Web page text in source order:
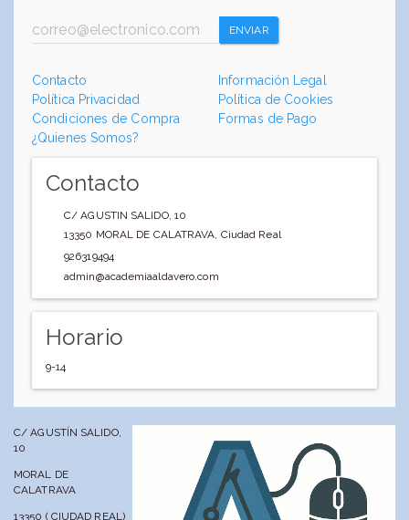
ENVIAR
Contacto
Información Legal
Política Privacidad
Política de Cookies
Condiciones de Compra
Formas de Pago
¿Quienes Somos?
Contacto
C/ AGUSTIN SALIDO, 10
13350 MORAL DE CALATRAVA Ciudad Real
926319494
admin@academiaaldavero.com
Horario
9-14
C/ AGUSTÍN SALIDO,
10
MORAL DE
CALATRAVA
13350 ( CIUDAD REAL)